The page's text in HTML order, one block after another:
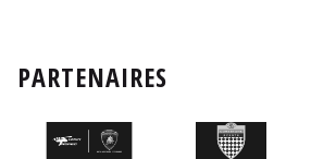
PARTENAIRES